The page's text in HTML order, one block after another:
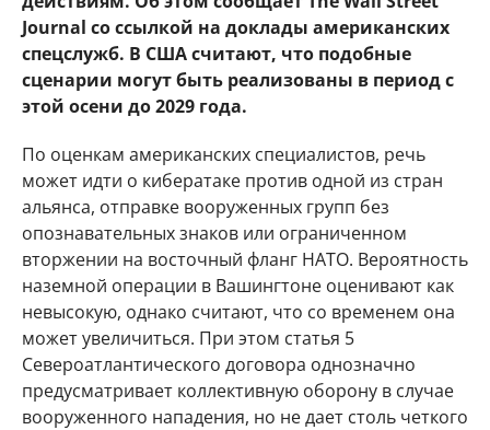
Journal со ссылкой на доклады американских
спецслужб. В США считают, что подобные
сценарии могут быть реализованы в период с
этой осени до 2029 года.
По оценкам американских специалистов, речь
может идти о кибератаке против одной из стран
альянса, отправке вооруженных групп без
опознавательных знаков или ограниченном
вторжении на восточный фланг НАТО. Вероятность
наземной операции в Вашингтоне оценивают как
невысокую, однако считают, что со временем она
может увеличиться. При этом статья 5
Североатлантического договора однозначно
предусматривает коллективную оборону в случае
вооруженного нападения, но не дает столь четкого